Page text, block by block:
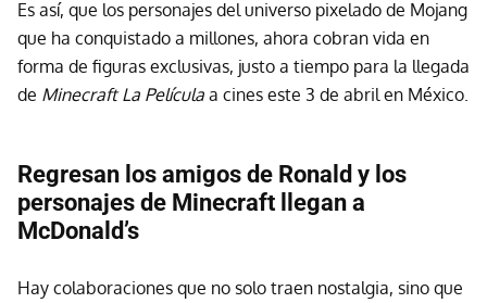
Es así, que los personajes del universo pixelado de Mojang
que ha conquistado a millones, ahora cobran vida en
forma de figuras exclusivas, justo a tiempo para la llegada
de Minecraft La Película a cines este 3 de abril en México.
Regresan los amigos de Ronald y los
personajes de Minecraft llegan a
McDonald’s
Hay colaboraciones que no solo traen nostalgia, sino que